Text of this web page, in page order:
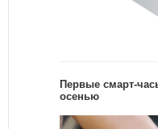
Первые смарт-
осенью